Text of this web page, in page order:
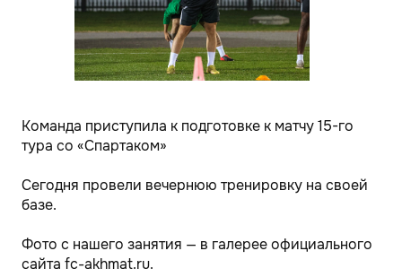
Команда приступила к подготовке к матчу 15-го
тура со «Спартаком»
Сегодня провели вечернюю тренировку на своей
базе.
Фото с нашего занятия — в галерее официального
сайта fc-akhmat.ru.